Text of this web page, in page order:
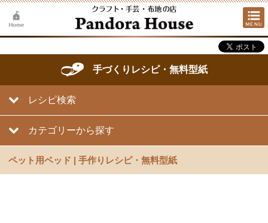
手づくりレシピ・無料型紙
レシピ検索
カテゴリーから探す
ペット用ベッド | 手作りレシピ・無料型紙